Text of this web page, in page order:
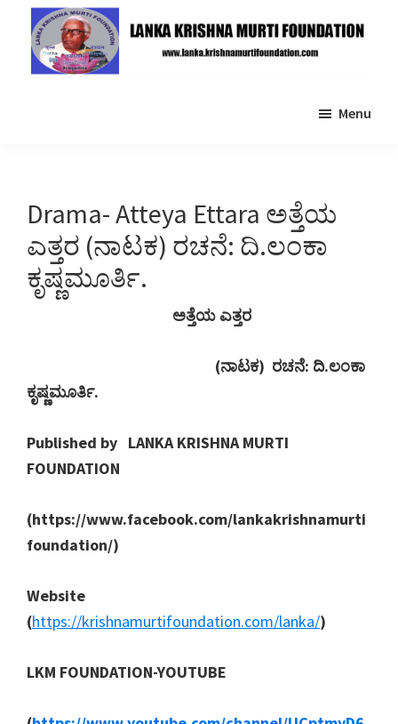
primary
Menu
Drama- Atteya Ettara ಅತ್ತೆಯ
ಎತ್ತರ (ನಾಟಕ) ರಚನೆ: ದಿ.ಲಂಕಾ
ಕೃಷ್ಣಮೂರ್ತಿ.
ಅತ್ತೆಯ ಎತ್ತರ
(ನಾಟಕ) ರಚನೆ: ದಿ.ಲಂಕಾ
ಕೃಷ್ಣಮೂರ್ತಿ.
Published by LANKA KRISHNA MURTI
FOUNDATION
(https://www.facebook.com/lankakrishnamurti
foundation/)
Website
(https://krishnamurtifoundation.com/lanka/)
LKM FOUNDATION-YOUTUBE